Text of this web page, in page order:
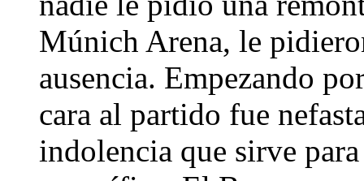
Múnich Arena, le
ausencia. Empezando
cara al partido fue
indolencia que sirve